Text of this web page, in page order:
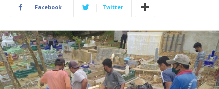
Facebook Twitter